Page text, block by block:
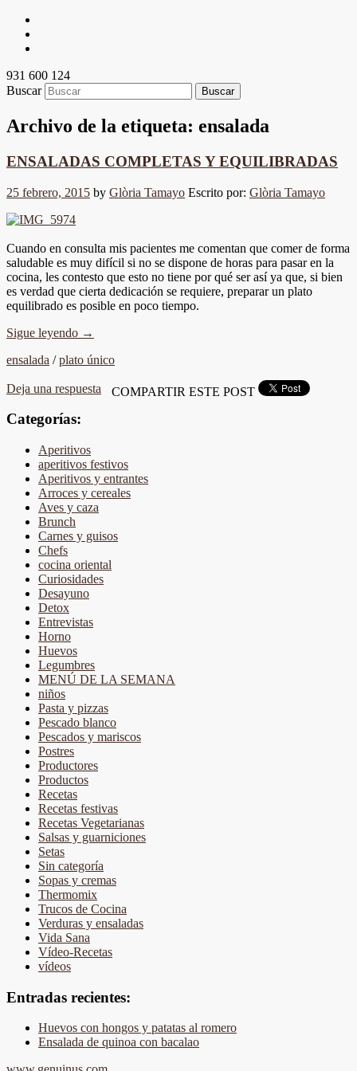
931 600 124
Buscar
Archivo de la etiqueta: ensalada
ENSALADAS COMPLETAS Y EQUILIBRADAS
25 febrero, 2015 by Glòria Tamayo Escrito por: Glòria Tamayo
Cuando en consulta mis pacientes me comentan que comer de forma
saludable es muy difícil si no se dispone de horas para pasar en la
cocina, les contesto que esto no tiene por qué ser así ya que, si bien
es verdad que cierta dedicación se requiere, preparar un plato
equilibrado es posible en poco tiempo.
Sigue leyendo →
ensalada /plato único
Deja una respuesta COMPARTIR ESTE POST
Categorías:
Aperitivos
aperitivos festivos
Aperitivos y entrantes
Arroces y cereales
Aves y caza
Brunch
Carnes y guisos
Chefs
cocina oriental
Curiosidades
Desayuno
Detox
Entrevistas
Horno
Huevos
Legumbres
MENÚ DE LA SEMANA
niños
Pasta y pizzas
Pescado blanco
Pescados y mariscos
Postres
Productores
Productos
Recetas
Recetas festivas
Recetas Vegetarianas
Salsas y guarniciones
Setas
Sin categoría
Sopas y cremas
Thermomix
Trucos de Cocina
Verduras y ensaladas
Vida Sana
Vídeo-Recetas
vídeos
Entradas recientes:
Huevos con hongos y patatas al romero
Ensalada de quinoa con bacalao